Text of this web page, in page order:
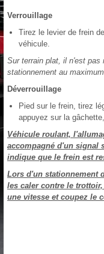
Verrouillage
Tirez le levier de frein
véhicule.
Sur terrain plat, il n'est pas
stationnement au
Déverrouillage
Pied sur le frein, tirez
appuyez sur la
Véhicule roulant,
accompagné d'un signal
indique que le frein est
Lors d'un stationnement
les caler contre le
une vitesse et coupez le